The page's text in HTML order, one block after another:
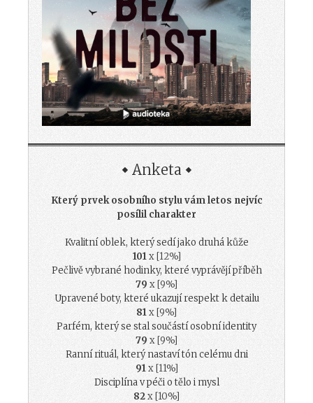
Anketa
Který prvek osobního stylu vám letos nejvíc
posílil charakter
Kvalitní oblek, který sedí jako druhá kůže
101x [12%]
Pečlivě vybrané hodinky, které vyprávějí příběh
79 x [9%]
Upravené boty, které ukazují respekt k detailu
81x [9%]
Parfém, který se stal součástí osobní identity
79 x [9%]
Ranní rituál, který nastaví tón celému dni
91x [11%]
Disciplína v péči o tělo i mysl
82x [10%]